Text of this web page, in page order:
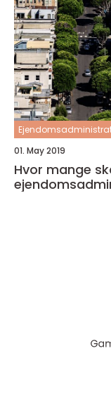
01. May 2019
Hvor mange